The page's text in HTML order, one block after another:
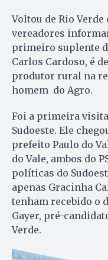
Voltou de Rio Verde
vereadores
primeiro suplente
Carlos Cardoso, é
produtor rural na
homem do Agro.
Foi a primeira
Sudoeste. Ele
prefeito Paulo do
do Vale, ambos do
políticas do
apenas Gracinha
tenham recebido o
Gayer, pré-
Verde.